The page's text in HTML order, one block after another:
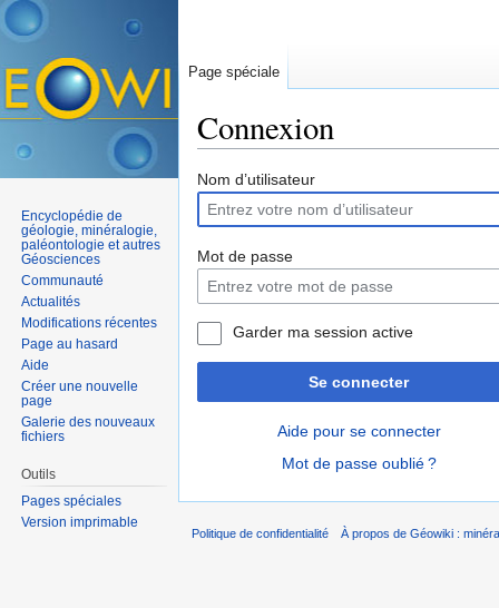
Connexion
Nom d’utilisateur
Mot de passe
Garder ma session active
Se connecter
Aide pour se connecter
Mot de passe oublié ?
Page spéciale
Encyclopédie de
géologie, minéralogie,
paléontologie et autres
Géosciences
Communauté
Actualités
Modifications récentes
Page au hasard
Aide
Créer une nouvelle
page
Galerie des nouveaux
fichiers
Outils
Pages spéciales
Version imprimable
Politique de confidentialité À propos de Géowiki :